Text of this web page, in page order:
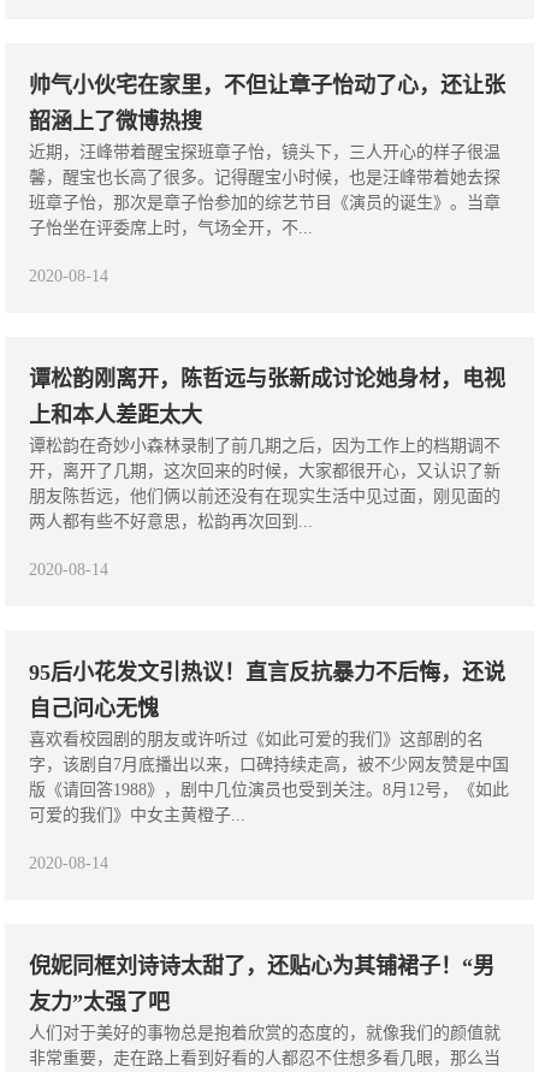
帅气小伙宅在家里，不但让章子怡动了心，还让张
韶涵上了微博热搜
近期，汪峰带着醒宝探班章子怡，镜头下，三人开心的样子很温
馨，醒宝也长高了很多。记得醒宝小时候，也是汪峰带着她去探
班章子怡，那次是章子怡参加的综艺节目《演员的诞生》。当章
子怡坐在评委席上时，气场全开，不...
2020-08-14
谭松韵刚离开，陈哲远与张新成讨论她身材，电视
上和本人差距太大
谭松韵在奇妙小森林录制了前几期之后，因为工作上的档期调不
开，离开了几期，这次回来的时候，大家都很开心，又认识了新
朋友陈哲远，他们俩以前还没有在现实生活中见过面，刚见面的
两人都有些不好意思，松韵再次回到...
2020-08-14
95后小花发文引热议！直言反抗暴力不后悔，还说
自己问心无愧
喜欢看校园剧的朋友或许听过《如此可爱的我们》这部剧的名
字，该剧自7月底播出以来，口碑持续走高，被不少网友赞是中国
版《请回答1988》，剧中几位演员也受到关注。8月12号，《如此
可爱的我们》中女主黄橙子...
2020-08-14
倪妮同框刘诗诗太甜了，还贴心为其铺裙子！“男
友力”太强了吧
人们对于美好的事物总是抱着欣赏的态度的，就像我们的颜值就
非常重要，走在路上看到好看的人都忍不住想多看几眼，那么当